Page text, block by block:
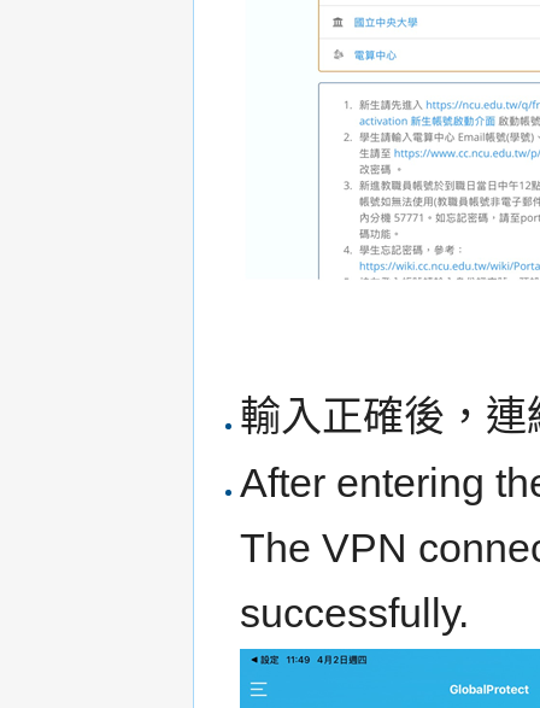
輸入正確後，
After entering
The VPN
successfully.